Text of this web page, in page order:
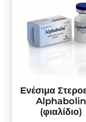
Ενέσιμα
Alphabolin
(φιαλίδιο)